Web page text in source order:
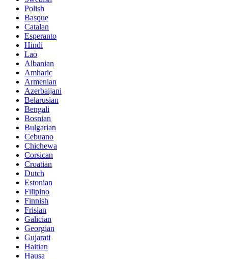
Polish
Basque
Catalan
Esperanto
Hindi
Lao
Albanian
Amharic
Armenian
Azerbaijani
Belarusian
Bengali
Bosnian
Bulgarian
Cebuano
Chichewa
Corsican
Croatian
Dutch
Estonian
Filipino
Finnish
Frisian
Galician
Georgian
Gujarati
Haitian
Hausa